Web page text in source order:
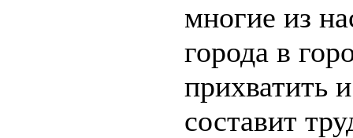
многие из
города в
прихватить
составит